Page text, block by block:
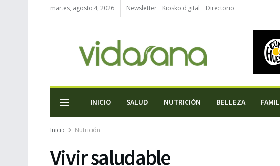
martes, agosto 4, 2026 Newsletter Kiosko digital Directorio
INICIO SALUD NUTRICIÓN BELLEZA
Inicio Nutrición
Vivir saludable